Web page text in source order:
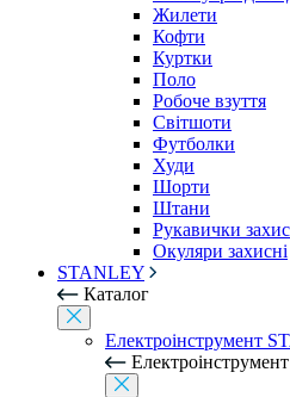
Жилети
Кофти
Куртки
Поло
Робоче взуття
Світшоти
Футболки
Худи
Шорти
Штани
Рукавички
Окуляри захисні
STANLEY
Каталог
Електроінструмент